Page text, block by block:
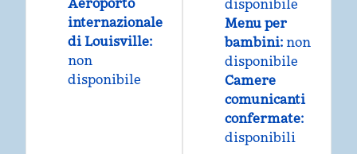
Aeroporto
internazionale
di Louisville:
non
disponibile
disponibile
Menu per
bambini: non
disponibile
Camere
comunicanti
confermate:
disponibili